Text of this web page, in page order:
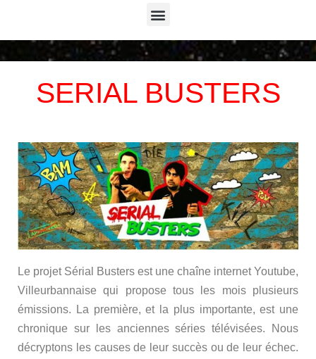
Menu
SERIAL BUSTERS
Le projet Sérial Busters est une chaîne internet Youtube,
Villeurbannaise qui propose tous les mois plusieurs
émissions. La première, et la plus importante, est une
chronique sur les anciennes séries télévisées. Nous
décryptons les causes de leur succès ou de leur échec.